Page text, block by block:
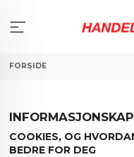
innholdet
FORSIDE
COOKIES, OG
BEDRE FOR DEG